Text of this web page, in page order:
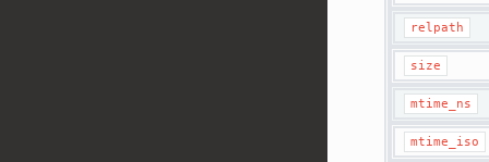
relpath
size
mtime_ns
mtime_iso